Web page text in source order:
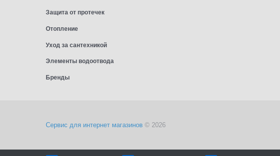
Защита от протечек
Отопление
Уход за сантехникой
Элементы водоотвода
Бренды
Сервис для интернет магазинов © 2026